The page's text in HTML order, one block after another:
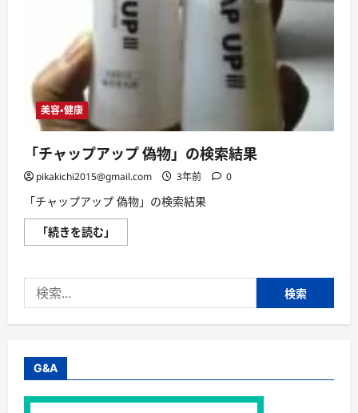
美容・健康
「チャップアップ 偽物」の検索結果
pikakichi2015@gmail.com 3年前 0
「チャップアップ 偽物」の検索結果
「続きを読む」
ャ
ア
偽
物」
果
つ
索:
G&A